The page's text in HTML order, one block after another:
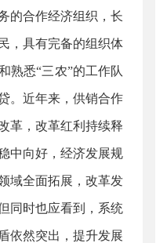
的合作经济组织，长
，具有完备的组织体
熟悉“三农”的工作队
。近年来，供销合作
革，改革红利持续释
中向好，经济发展规
域全面拓展，改革发
同时也应看到，系统
依然突出，提升发展